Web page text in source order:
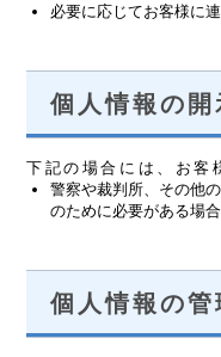
必要に応じてお客様に
個人情報の開
下記の場合には、お客
警察や裁判所、その他
のために必要がある場
個人情報の管